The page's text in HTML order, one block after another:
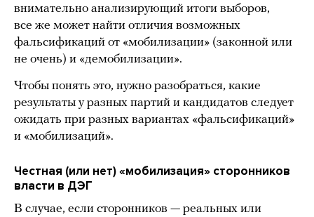
внимательно анализирующий итоги выборов,
все же может найти отличия возможных
фальсификаций от «мобилизации» (законной или
не очень) и «демобилизации».
Чтобы понять это, нужно разобраться, какие
результаты у разных партий и кандидатов следует
ожидать при разных вариантах «фальсификаций»
и «мобилизаций».
Честная (или нет) «мобилизация» сторонников
власти в ДЭГ
В случае, если сторонников — реальных или